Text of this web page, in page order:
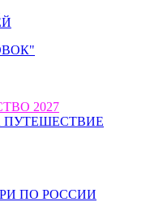
2027
ПО РОССИИ